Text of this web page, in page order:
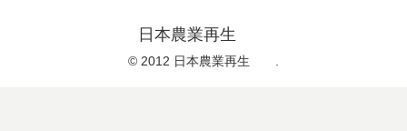
日本農業再生
© 2012 日本農業再生 .